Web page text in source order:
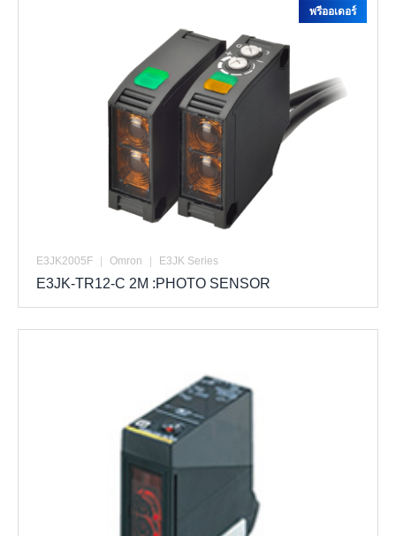
E3JK2005F Omron E3JK Series
E3JK-TR12-C 2M :PHOTO SENSOR
พรีออเดอร์